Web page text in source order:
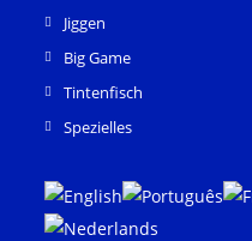
Jiggen
Big Game
Tintenfisch
Spezielles